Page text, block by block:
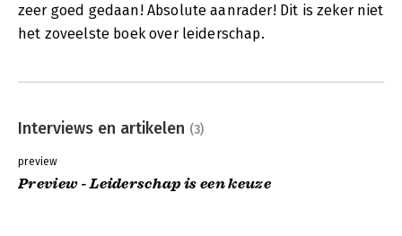
zeer goed gedaan! Absolute aanrader! Dit is zeker niet
het zoveelste boek over leiderschap.
Interviews en artikelen (3)
preview
Preview - Leiderschap is een keuze